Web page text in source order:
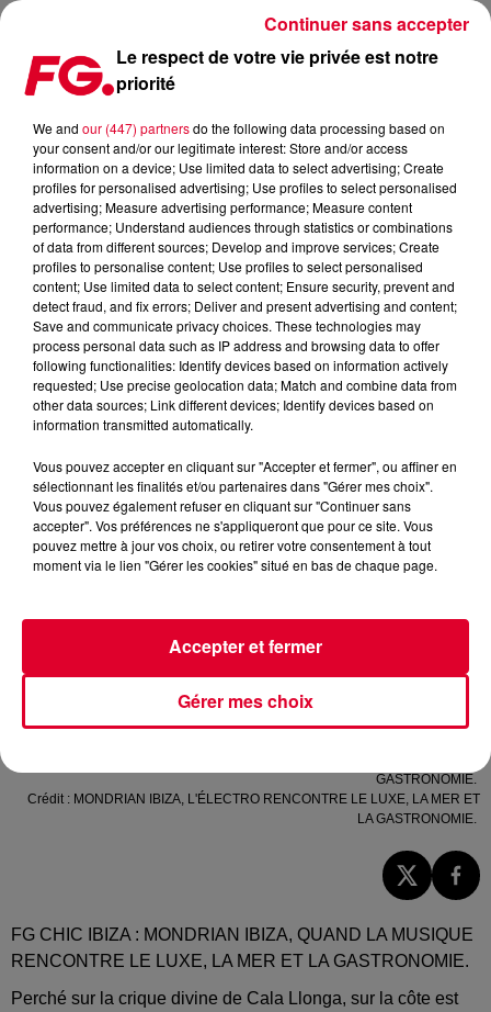
FG CHIC IBIZA : MONDRIAN IBIZA, QUAND LA MUSIQUE
Publié : 9 juin 2025 à 10h16 par Gwenael BILLAUD
FG CHIC IBIZA : MONDRIAN IBIZA,
QUAND LA MUSIQUE RENCONTRE
LE LUXE, LA MER ET LA
GASTRONOMIE.
GASTRONOMIE.
Crédit : MONDRIAN IBIZA, L'ÉLECTRO RENCONTRE LE LUXE, LA MER ET
LA GASTRONOMIE.
FG CHIC IBIZA : MONDRIAN IBIZA, QUAND LA MUSIQUE
RENCONTRE LE LUXE, LA MER ET LA GASTRONOMIE.
Perché sur la crique divine de Cala Llonga, sur la côte est
Le respect de votre vie privée est notre
priorité
We and our (447) partnersdo the following data processing based on
your consent and/or our legitimate interest: Store and/or access
information on a device; Use limited data to select advertising; Create
profiles for personalised advertising; Use profiles to select personalised
advertising; Measure advertising performance; Measure content
performance; Understand audiences through statistics or combinations
of data from different sources; Develop and improve services; Create
profiles to personalise content; Use profiles to select personalised
content; Use limited data to select content; Ensure security, prevent and
detect fraud, and fix errors; Deliver and present advertising and content;
Save and communicate privacy choices. These technologies may
process personal data such as IP address and browsing data to offer
following functionalities: Identify devices based on information actively
requested; Use precise geolocation data; Match and combine data from
other data sources; Link different devices; Identify devices based on
information transmitted automatically.
Vous pouvez accepter en cliquant sur "Accepter et fermer", ou affiner en
sélectionnant les finalités et/ou partenaires dans "Gérer mes choix".
Vous pouvez également refuser en cliquant sur "Continuer sans
accepter". Vos préférences ne s'appliqueront que pour ce site. Vous
pouvez mettre à jour vos choix, ou retirer votre consentement à tout
moment via le lien "Gérer les cookies" situé en bas de chaque page.
Gérer mes choix
Accepter et fermer
Continuer sans accepter